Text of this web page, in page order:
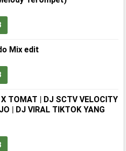
Mix edit
TOMAT | DJ SCTV VELOCITY
| DJ VIRAL TIKTOK YANG